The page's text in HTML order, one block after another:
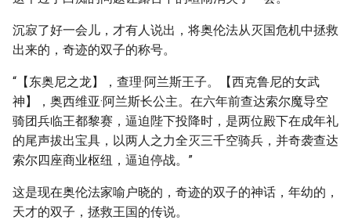
沉寂了好一会儿，才有人说出，将奥伦法从灭国危机中拯救
出来的，奇迹的双子的称号。
“【东奥尼之龙】，查理·阿兰斯王子。【西克鲁尼的女武
神】，奥西维亚·阿兰斯长公主。在六年前查达索尔魔导空
骑团兵临王都黎赛，逼迫陛下投降时，是两位殿下在成年礼
的尾声拔出宝具，以两人之力全灭三千空骑兵，并奇袭查达
索尔四座商业枢纽，逼迫停战。”
这是现在奥伦法家喻户晓的，奇迹的双子的神话，年幼的，
天才的双子，拯救王国的传说。